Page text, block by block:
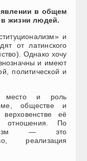
в общем
в жизни людей.
и
от латинского
Однако хочу
и имеют
политической и
место и роль
обществе и
её
отношения. По
— это
реализация